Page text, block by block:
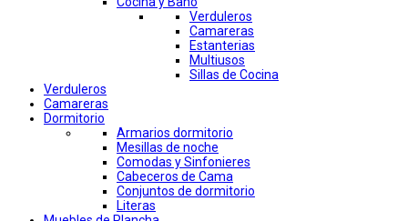
Verduleros
Camareras
Estanterias
Multiusos
Sillas de Cocina
Verduleros
Camareras
Dormitorio
Armarios dormitorio
Mesillas de noche
Comodas y Sinfonieres
Cabeceros de Cama
Conjuntos de dormitorio
Literas